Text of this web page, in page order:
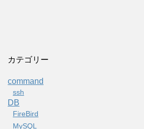
カテゴリー
command
ssh
DB
FireBird
MySQL